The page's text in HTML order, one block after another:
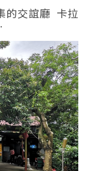
的交誼廳 卡拉